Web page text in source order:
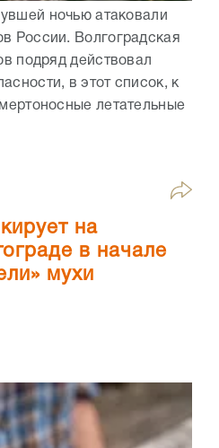
ночью атаковали
России. Волгоградская
подряд действовал
в этот список, к
летательные
на
в начале
мухи